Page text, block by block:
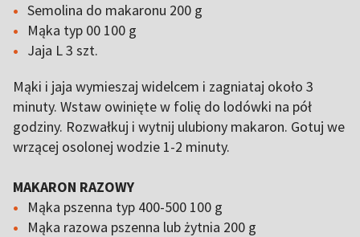
Semolina do makaronu 200 g
Mąka typ 00 100 g
Jaja L 3 szt.
Mąki i jaja wymieszaj widelcem i zagniataj około 3
minuty. Wstaw owinięte w folię do lodówki na pół
godziny. Rozwałkuj i wytnij ulubiony makaron. Gotuj we
wrzącej osolonej wodzie 1-2 minuty.
MAKARON RAZOWY
Mąka pszenna typ 400-500 100 g
Mąka razowa pszenna lub żytnia 200 g